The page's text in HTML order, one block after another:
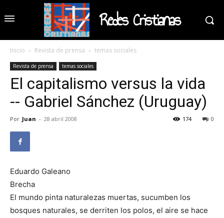
Redes Cristianas
Inicio Revista de prensa temas sociales
Revista de prensa temas sociales
El capitalismo versus la vida
-- Gabriel Sánchez (Uruguay)
Por Juan - 28 abril 2008 0
174
Eduardo Galeano
Brecha
El mundo pinta naturalezas muertas, sucumben los
bosques naturales, se derriten los polos, el aire se hace